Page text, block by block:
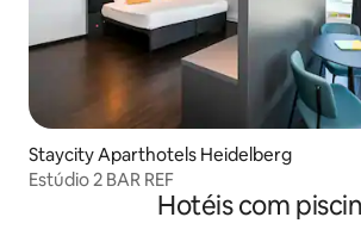
Staycity Aparthotels Heidelberg
Estúdio 2 BAR REF
Hotéis com